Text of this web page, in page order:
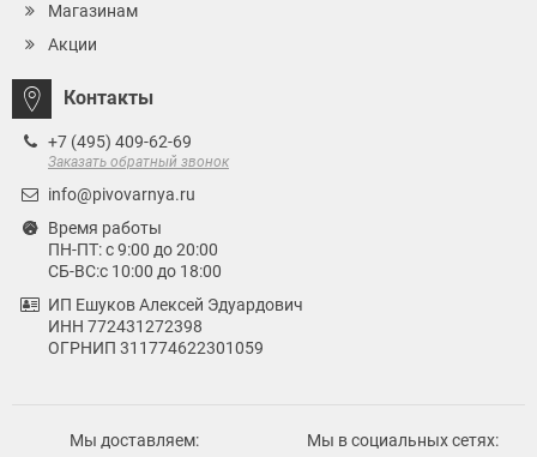
Магазинам
Акции
Контакты
+7 (495) 409-62-69
Заказать обратный звонок
info@pivovarnya.ru
Время работы
ПН-ПТ: с 9:00 до 20:00
СБ-ВС:с 10:00 до 18:00
ИП Ешуков Алексей Эдуардович
ИНН 772431272398
ОГРНИП 311774622301059
Мы доставляем: Мы в социальных сетях: